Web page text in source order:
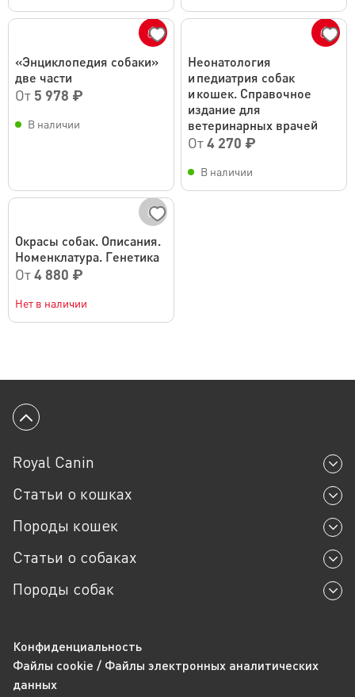
«Энциклопедия собаки»
две части
От 5 978 ₽
В наличии
Неонатология
и педиатрия собак
и кошек. Справочное
издание для
ветеринарных врачей
От4 270 ₽
В наличии
Окрасы собак. Описания.
Номенклатура. Генетика
От4 880 ₽
Нет в наличии
Вернуться к началу
Royal Canin
Статьи о кошках
Породы кошек
Статьи о собаках
Породы собак
Конфиденциальность
Файлы cookie / Файлы электронных аналитических
данных